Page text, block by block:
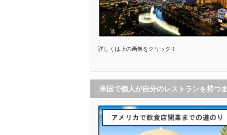
詳しくは上の画像をクリック！
米国で個人が自分のレストランを持つま
で